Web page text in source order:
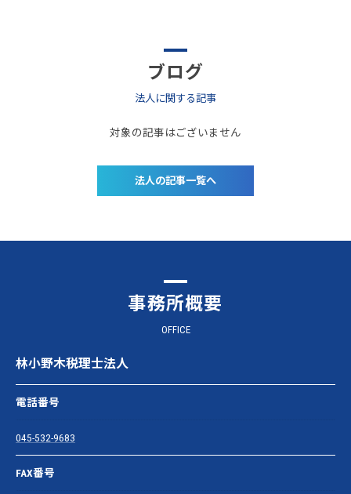
ブログ
法人に関する記事
対象の記事はございません
法人の記事一覧へ
事務所概要
OFFICE
林小野木税理士法人
電話番号
045-532-9683
FAX番号